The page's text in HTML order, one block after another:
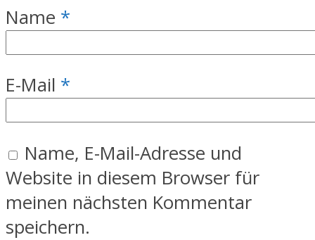
Name *
E-Mail *
Name, E-Mail-Adresse und
Website in diesem Browser für
meinen nächsten Kommentar
speichern.